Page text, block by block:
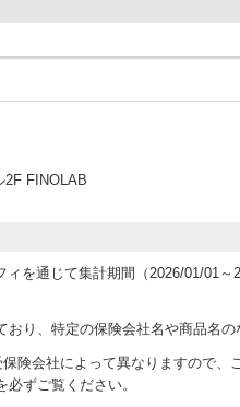
ときの保障です。
2F FINOLAB
を通じて集計期間（2026/01/01
り、特定の保険会社名や商品名
険会社によって異なりますので
ずご覧ください。